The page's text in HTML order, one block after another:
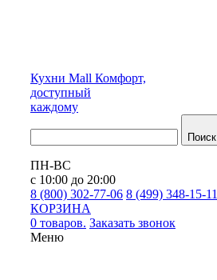
Кухни Mall Комфорт,
доступный
каждому
Поиск
ПН-ВС
с 10:00 до 20:00
8 (800) 302-77-06 8 (499) 348-15-11
КОРЗИНА
0 товаров. Заказать звонок
Меню